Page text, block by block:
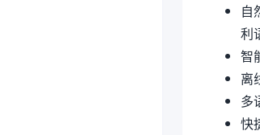
自
利
智
离
多
快